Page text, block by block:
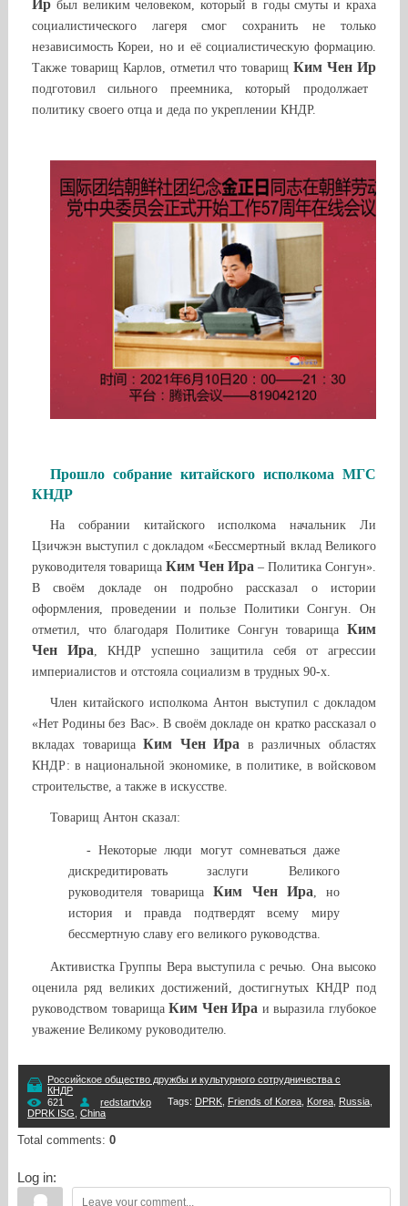
Ирбыл великим человеком, который в годы смуты и краха
социалистического лагеря смог сохранить не только
независимость Кореи, но и её социалистическую формацию.
Также товарищ Карлов, отметил что товарищКим Чен Ир
подготовил сильного преемника, который продолжает
политику своего отца и деда по укреплении КНДР.
Прошло собрание китайского исполкома МГС
КНДР
На собрании китайского исполкома начальник Ли
Цзичжэн выступил с докладом «Бессмертный вклад Великого
руководителя товарища Ким Чен Ира – Политика Сонгун».
В своём докладе он подробно рассказал о истории
оформления, проведении и пользе Политики Сонгун. Он
отметил, что благодаря Политике Сонгун товарища Ким
Чен Ира , КНДР успешно защитила себя от агрессии
империалистов и отстояла социализм в трудных 90-х.
Член китайского исполкома Антон выступил с докладом
«Нет Родины без Вас». В своём докладе он кратко рассказал о
вкладах товарищаКим Чен Ира в различных областях
КНДР: в национальной экономике, в политике, в войсковом
строительстве, а также в искусстве.
Товарищ Антон сказал:
- Некоторые люди могут сомневаться даже
дискредитировать заслуги Великого
руководителя товарища Ким Чен Ира , но
история и правда подтвердят всему миру
бессмертную славу его великого руководства.
Активистка Группы Вера выступила с речью. Она высоко
оценила ряд великих достижений, достигнутых КНДР под
руководством товарища Ким Чен Ира и выразила глубокое
уважение Великому руководителю.
Российское общество дружбы и культурного сотрудничества с
КНДР
621
redstartvkp Tags: DPRK, Friends of Korea, Korea, Russia,
DPRK ISG China
Total comments: 0
Log in: